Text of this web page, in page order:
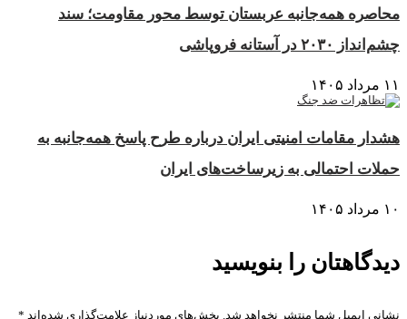
محاصره همه‌جانبه عربستان توسط محور مقاومت؛ سند
چشم‌انداز ۲۰۳۰ در آستانه فروپاشی
۱۱ مرداد ۱۴۰۵
هشدار مقامات امنیتی ایران درباره طرح پاسخ همه‌جانبه به
حملات احتمالی به زیرساخت‌های ایران
۱۰ مرداد ۱۴۰۵
دیدگاهتان را بنویسید
نشانی ایمیل شما منتشر نخواهد شد. بخش‌های موردنیاز علامت‌گذاری شده‌اند *